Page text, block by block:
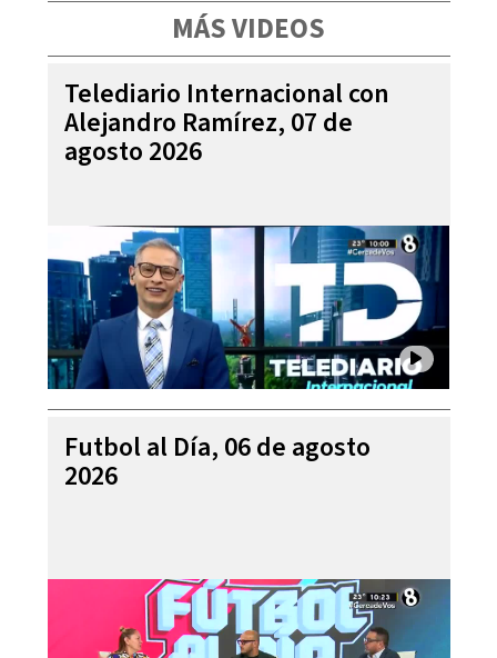
MÁS VIDEOS
Telediario Internacional con
Alejandro Ramírez, 07 de
agosto 2026
Futbol al Día, 06 de agosto
2026